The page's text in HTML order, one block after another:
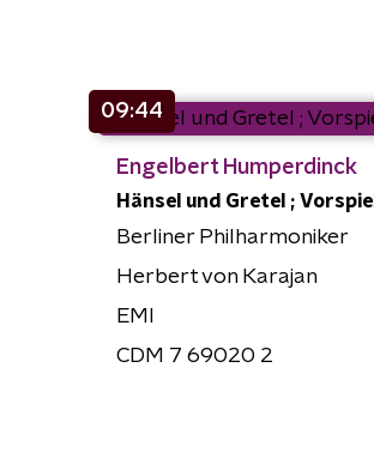
09:44
Engelbert Humperdinck
Hänsel und Gretel ; Vorspiel
Berliner Philharmoniker
Herbert von Karajan
EMI
CDM 7 69020 2